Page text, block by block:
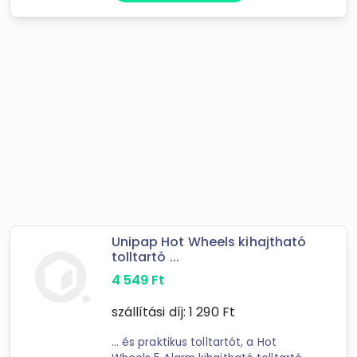
Unipap Hot Wheels kihajtható
tolltartó ...
4 549 Ft
szállítási díj: 1 290Ft
... és praktikus tolltartót, a Hot